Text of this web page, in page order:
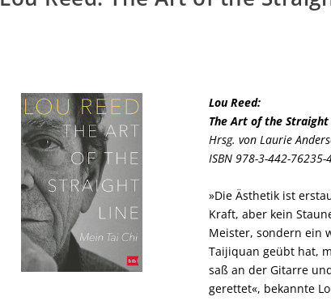
Lou Reed:
The Art of the Straight
Hrsg. von Laurie
ISBN 978-3-442-76235-
»Die Ästhetik ist
Kraft, aber kein
Meister, sondern ein
Taijiquan geübt hat,
saß an der Gitarre
gerettet«, bekannte